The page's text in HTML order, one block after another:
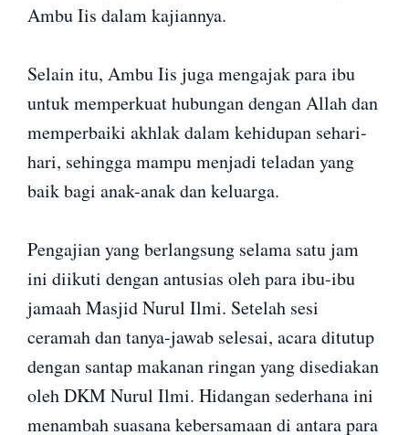
Ambu Iis dalam kajiannya.
Selain itu, Ambu Iis juga mengajak para ibu
untuk memperkuat hubungan dengan Allah dan
memperbaiki akhlak dalam kehidupan sehari-
hari, sehingga mampu menjadi teladan yang
baik bagi anak-anak dan keluarga.
Pengajian yang berlangsung selama satu jam
ini diikuti dengan antusias oleh para ibu-ibu
jamaah Masjid Nurul Ilmi. Setelah sesi
ceramah dan tanya-jawab selesai, acara ditutup
dengan santap makanan ringan yang disediakan
oleh DKM Nurul Ilmi. Hidangan sederhana ini
menambah suasana kebersamaan di antara para